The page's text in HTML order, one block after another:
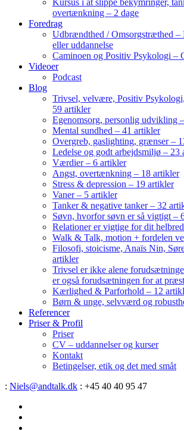
Kursus i at slippe bekymringer,
overtænkning – 2 dage
Foredrag
Udbrændthed / Omsorgstræthed –
eller uddannelse
Caminoen og Positiv Psykologi –
Videoer
Podcast
Blog
Trivsel, velvære, Positiv
59 artikler
Egenomsorg, personlig udvikling
Mental sundhed – 41 artikler
Overgreb, gaslighting, grænser –
Ledelse og godt arbejdsmiljø – 23
Værdier – 6 artikler
Angst, overtænkning – 18 artikler
Stress & depression – 19 artikler
Vaner – 5 artikler
Tanker & negative tanker – 32
Søvn, hvorfor søvn er så vigtigt –
Relationer er vigtige for dit
Walk & Talk, motion + fordelen
Filosofi, stoicisme, Anaïs Nin,
artikler
Trivsel er ikke alene
er også forudsætningen for at
Kærlighed & Parforhold – 12
Børn & unge, selvværd og
Referencer
Priser & Profil
Priser
CV – uddannelser og kurser
Kontakt
Betingelser, etik og det med småt
: Niels@andtalk.dk : +45 40 40 95 47